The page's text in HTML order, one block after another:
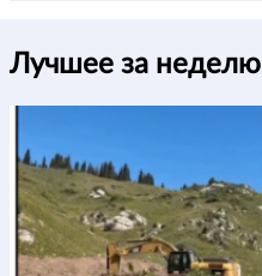
Лучшее за неделю